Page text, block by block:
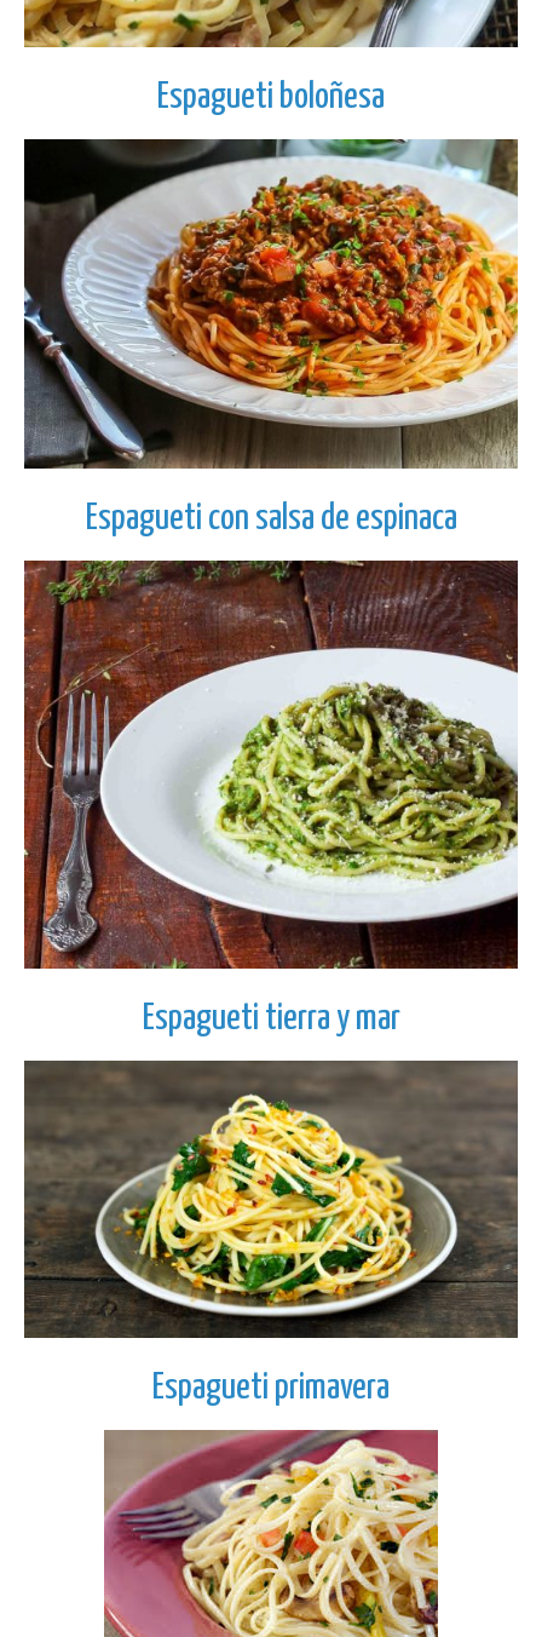
Espagueti boloñesa
Espagueti con salsa de espinaca
Espagueti tierra y mar
Espagueti primavera